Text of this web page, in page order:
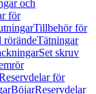
och
för
Tillbehör för
rörändeTätningar
Set skruv
för
BöjarReservdelar